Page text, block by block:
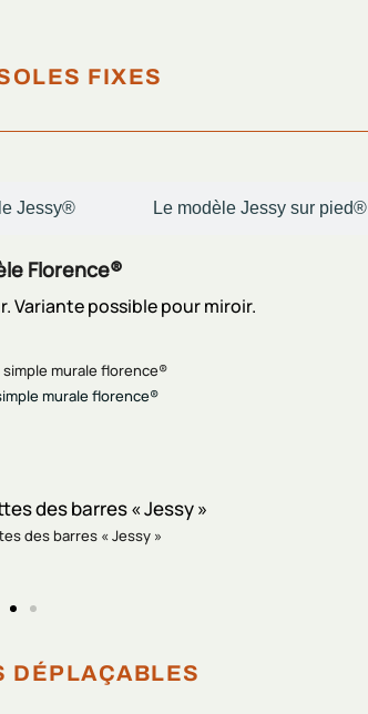
FIXES
Jessy® Le modèle Jessy sur pied®
Florence®
Variante possible pour miroir.
murale florence®
des barres « Jessy »
DÉPLAÇABLES